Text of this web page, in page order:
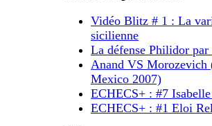
Vidéo Blitz # 1 : La
sicilienne
La défense Philidor
Anand VS Morozevich
Mexico 2007)
ECHECS+ : #7
ECHECS+ : #1 Eloi